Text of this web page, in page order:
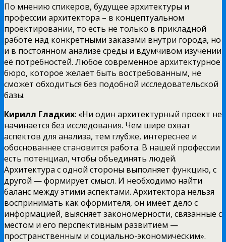
По мнению спикеров, будущее архитектуры и
профессии архитектора – в концептуальном
проектировании, то есть не только в прикладной
работе над конкретными заказами внутри города, но
и в постоянном анализе среды и вдумчивом изучении
её потребностей. Любое современное архитектурное
бюро, которое желает быть востребованным, не
сможет обходиться без подобной исследовательской
базы.
Кирилл Гладких: «Ни один архитектурный проект не
начинается без исследования. Чем шире охват
аспектов для анализа, тем глубже, интереснее и
обоснованнее становится работа. В нашей профессии
есть потенциал, чтобы объединять людей.
Архитектура с одной стороны выполняет функцию, с
другой — формирует смысл. И необходимо найти
баланс между этими аспектами. Архитектора нельзя
воспринимать как оформителя, он имеет дело с
информацией, выясняет закономерности, связанные с
местом и его перспективным развитием —
пространственным и социально-экономическим».